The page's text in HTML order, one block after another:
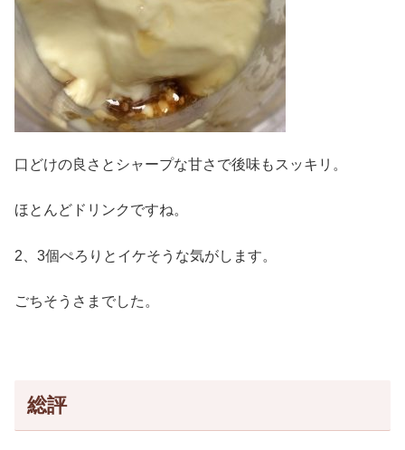
口どけの良さとシャープな甘さで後味もスッキリ。
ほとんどドリンクですね。
2、3個ぺろりとイケそうな気がします。
ごちそうさまでした。
総評